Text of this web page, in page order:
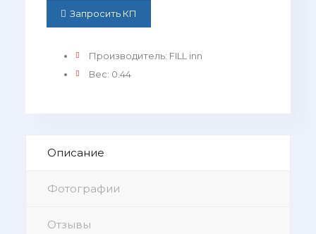
Запросить КП
Производитель: FILL inn
Вес: 0.44
Описание
Фотографии
Отзывы